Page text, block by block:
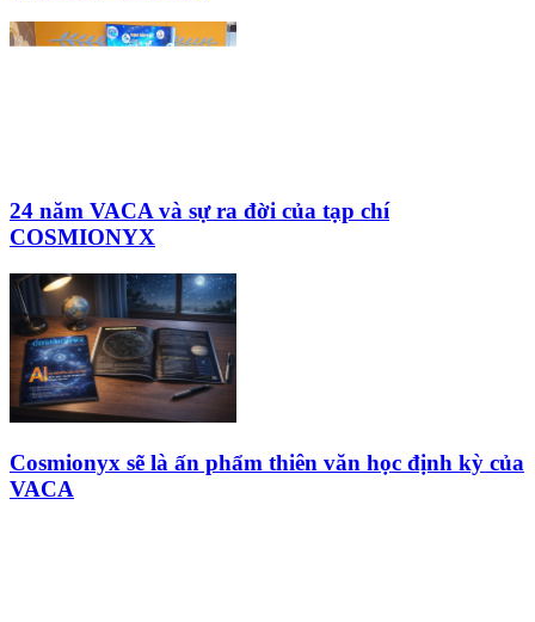
24 năm VACA và sự ra đời của tạp chí
COSMIONYX
Cosmionyx sẽ là ấn phẩm thiên văn học định kỳ của
VACA